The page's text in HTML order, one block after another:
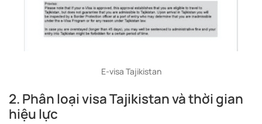
E-visa Tajikistan
2. Phân loại visa Tajikistan và thời gian
hiệu lực